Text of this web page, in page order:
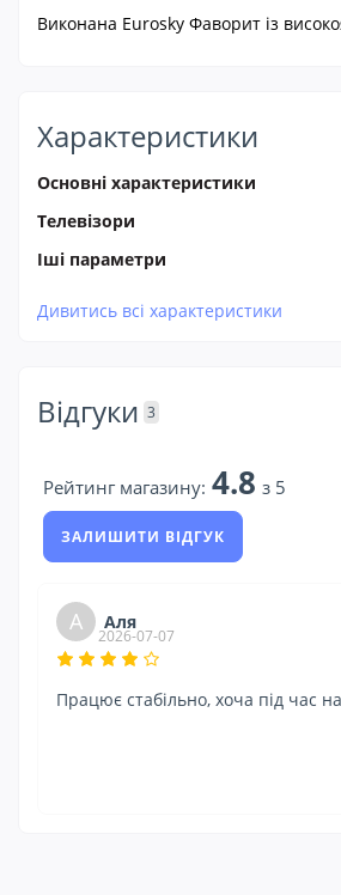
Виконана Eurosky Фаворит із
Характеристики
Основні характеристики
Телевізори
Іші параметри
Дивитись всі характеристики
Відгуки 3
Рейтинг магазину: 4.8 з 5
ЗАЛИШИТИ ВІДГУК
А Аля
2026-07-07
Працює стабільно, хоча під час